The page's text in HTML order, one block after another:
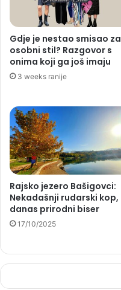
Gdje je nestao smisao za
osobni stil? Razgovor s
onima koji ga još imaju
3 weeks ranije
Rajsko jezero Bašigovci:
Nekadašnji rudarski kop,
danas prirodni biser
17/10/2025